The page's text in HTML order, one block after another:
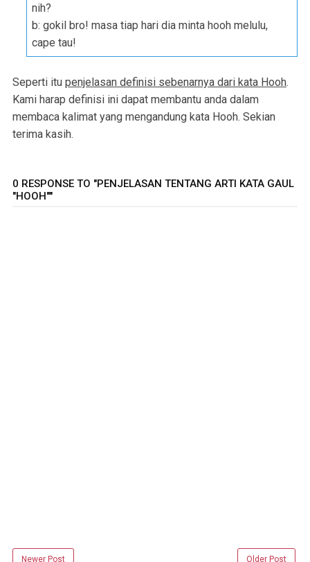
nih?
b: gokil bro! masa tiap hari dia minta hooh melulu,
cape tau!
Seperti itu penjelasan definisi sebenarnya dari kata Hooh.
Kami harap definisi ini dapat membantu anda dalam
membaca kalimat yang mengandung kata Hooh. Sekian
terima kasih.
0 RESPONSE TO "PENJELASAN TENTANG ARTI KATA GAUL
"HOOH""
Newer Post Older Post